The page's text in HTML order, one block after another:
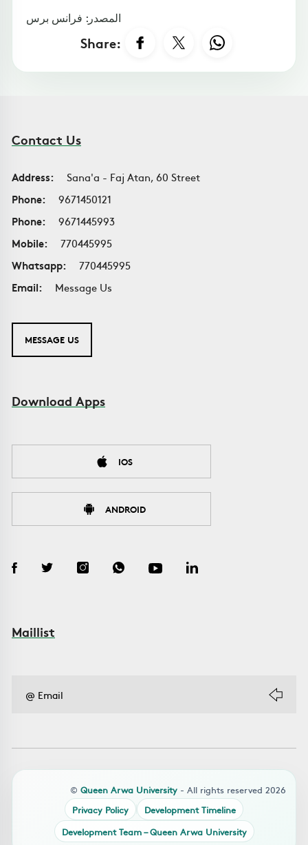
المصدر: فرانس برس
Share:
Contact Us
Address:
Sana'a - Faj Atan, 60 Street
Phone:
9671450121
Phone:
9671445993
Mobile:
770445995
Whatsapp:
770445995
Email:
Message Us
MESSAGE US
Download Apps
IOS
ANDROID
Maillist
© Queen Arwa University - All rights reserved 2026
Privacy Policy
Development Timeline
Development Team – Queen Arwa University